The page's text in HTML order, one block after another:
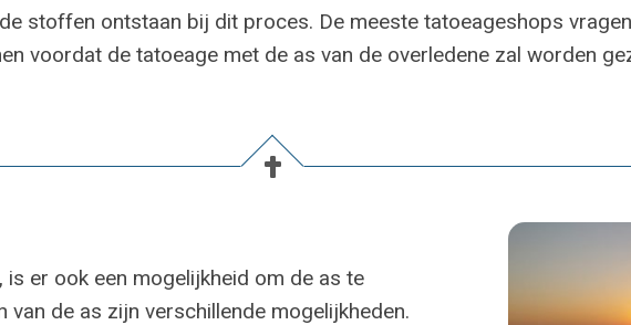
stoffen ontstaan bij dit proces. De meeste tatoeageshops
voordat de tatoeage met de as van de overledene zal worden
er ook een mogelijkheid om de as te
de as zijn verschillende mogelijkheden.